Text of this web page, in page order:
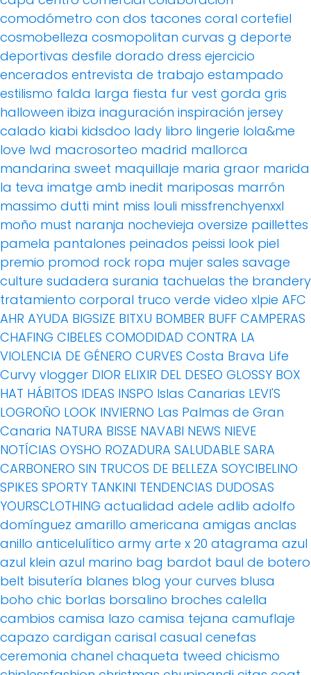
comodómetro con dos tacones coral cortefiel
cosmobelleza cosmopolitan curvas g deporte
deportivas desfile dorado dress ejercicio
encerados entrevista de trabajo estampado
estilismo falda larga fiesta fur vest gorda gris
halloween ibiza inaguración inspiración jersey
calado kiabi kidsdoo lady libro lingerie lola&me
love lwd macrosorteo madrid mallorca
mandarina sweet maquillaje maria graor marida
la teva imatge amb inedit mariposas marrón
massimo dutti mint miss louli missfrenchyenxxl
moño must naranja nochevieja oversize paillettes
pamela pantalones peinados peissi look piel
premio promod rock ropa mujer sales savage
culture sudadera surania tachuelas the brandery
tratamiento corporal truco verde video xlpie AFC
AHR AYUDA BIGSIZE BITXU BOMBER BUFF CAMPERAS
CHAFING CIBELES COMODIDAD CONTRA LA
VIOLENCIA DE GÉNERO CURVES Costa Brava Life
Curvy vlogger DIOR ELIXIR DEL DESEO GLOSSY BOX
HAT HÁBITOS IDEAS INSPO Islas Canarias LEVI'S
LOGROÑO LOOK INVIERNO Las Palmas de Gran
Canaria NATURA BISSE NAVABI NEWS NIEVE
NOTÍCIAS OYSHO ROZADURA SALUDABLE SARA
CARBONERO SIN TRUCOS DE BELLEZA SOYCIBELINO
SPIKES SPORTY TANKINI TENDENCIAS DUDOSAS
YOURSCLOTHING actualidad adele adlib adolfo
domínguez amarillo americana amigas anclas
anillo anticelulítico army arte x 20 atagrama azul
azul klein azul marino bag bardot baul de botero
belt bisutería blanes blog your curves blusa
boho chic borlas borsalino broches calella
cambios camisa lazo camisa tejana camuflaje
capazo cardigan carisal casual cenefas
ceremonia chanel chaqueta tweed chicismo